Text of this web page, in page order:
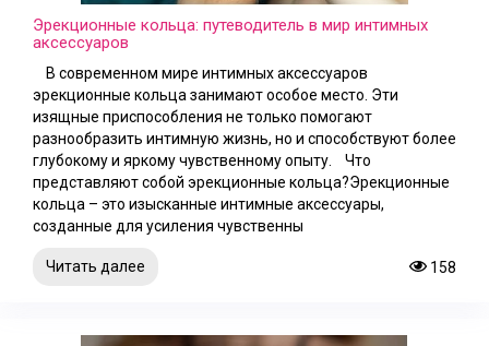
Эрекционные кольца: путеводитель в мир интимных
аксессуаров
В современном мире интимных аксессуаров
эрекционные кольца занимают особое место. Эти
изящные приспособления не только помогают
разнообразить интимную жизнь, но и способствуют более
глубокому и яркому чувственному опыту. Что
представляют собой эрекционные кольца?Эрекционные
кольца – это изысканные интимные аксессуары,
созданные для усиления чувственны
Читать далее 158